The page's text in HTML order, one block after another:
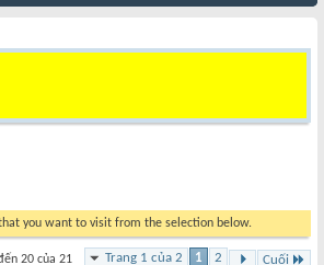
you want to visit from the selection below.
Trang 1 của 2 1 2 Cuối
20 của 21